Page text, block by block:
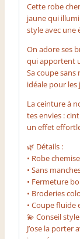
Cette robe
jaune qui
style avec une
On adore ses
qui apportent
Sa coupe sans
idéale pour les
La ceinture à
tes envies :
un effet
🌿 Détails :
• Robe
• Sans
• Fermeture
• Broderies
• Coupe fluide
💫 Conseil style
J’ose la porter